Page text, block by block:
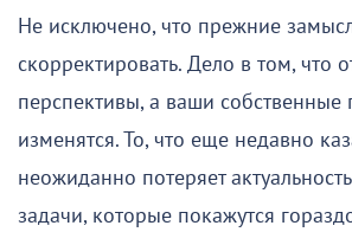
Не исключено, что прежние
скорректировать. Дело в том, что
перспективы, а ваши собственные
изменятся. То, что еще недавно
неожиданно потеряет
задачи, которые покажутся